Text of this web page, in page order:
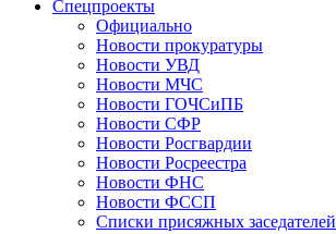
Спецпроекты
Официально
Новости прокуратуры
Новости УВД
Новости МЧС
Новости ГОЧСиПБ
Новости СФР
Новости Росгвардии
Новости Росреестра
Новости ФНС
Новости ФССП
Списки присяжных заседателей